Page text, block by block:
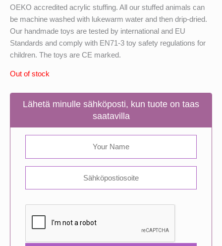
OEKO accredited acrylic stuffing. All our stuffed animals can
be machine washed with lukewarm water and then drip-dried.
Our handmade toys are tested by international and EU
Standards and comply with EN71-3 toy safety regulations for
children. The toys are CE marked.
Out of stock
Lähetä minulle sähköposti, kun tuote on taas
saatavilla